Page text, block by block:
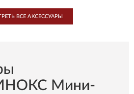
ВСЕ AКСЕССУАРЫ
Мини-